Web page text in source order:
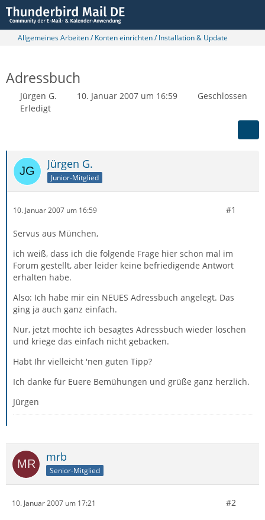
Allgemeines Arbeiten / Konten einrichten / Installation & Update
Adressbuch
Jürgen G. 10. Januar 2007 um 16:59
Geschlossen
Erledigt
Jürgen G.
Junior-Mitglied
10. Januar 2007 um 16:59 #1
Servus aus München,
ich weiß, dass ich die folgende Frage hier schon mal im
Forum gestellt, aber leider keine befriedigende Antwort
erhalten habe.
Also: Ich habe mir ein NEUES Adressbuch angelegt. Das
ging ja auch ganz einfach.
Nur, jetzt möchte ich besagtes Adressbuch wieder löschen
und kriege das einfach nicht gebacken.
Habt Ihr vielleicht 'nen guten Tipp?
Ich danke für Euere Bemühungen und grüße ganz herzlich.
Jürgen
mrb
Senior-Mitglied
10. Januar 2007 um 17:21 #2